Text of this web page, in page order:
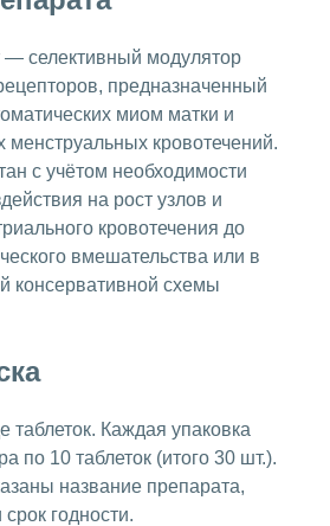
— селективный модулятор
предназначенный
миом матки и
менструальных кровотечений.
с учётом необходимости
на рост узлов и
кровотечения до
вмешательства или в
консервативной схемы
таблеток. Каждая упаковка
по 10 таблеток (итого 30 шт.).
название препарата,
годности.